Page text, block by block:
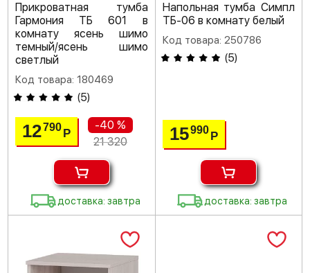
Прикроватная тумба
Гармония ТБ 601 в
комнату ясень шимо
темный/ясень шимо
светлый
Код товара: 180469
(5)
12790Р
-40 %
21 320
доставка: завтра
Напольная тумба Симпл
ТБ-06 в комнату белый
Код товара: 250786
(5)
15990 Р
доставка: завтра